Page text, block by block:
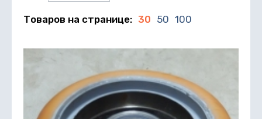
Товаров на странице: 30 50 100